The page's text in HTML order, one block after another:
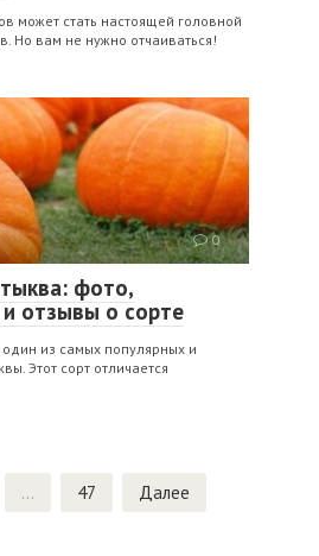
может стать настоящей головной
Но вам не нужно отчаиваться!
0
фото,
отзывы о сорте
из самых популярных и
Этот сорт отличается
… 47 Далее